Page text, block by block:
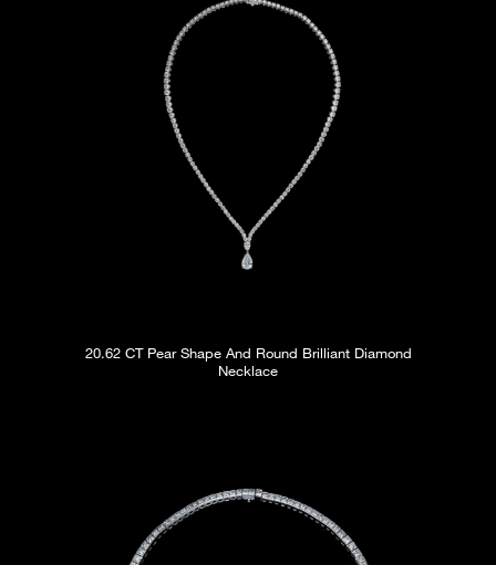
20.62 CT Pear Shape And Round Brilliant Diamond
Necklace